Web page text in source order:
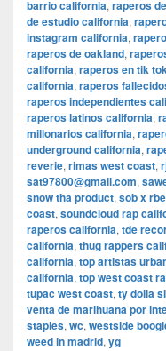
barrio california, raperos
de estudio california,
instagram california,
raperos de oakland,
california, raperos en tik
california, raperos
raperos independientes
raperos latinos california,
millonarios california,
underground california,
reverie, rimas west coast,
sat97800@gmail.com,
snow tha product, sob x rbe
coast, soundcloud rap
raperos california, tde
california, thug rappers
california, top artistas
california, top west coast
tupac west coast, ty dolla
venta de marihuana por
staples, wc, westside
weed in madrid, yg